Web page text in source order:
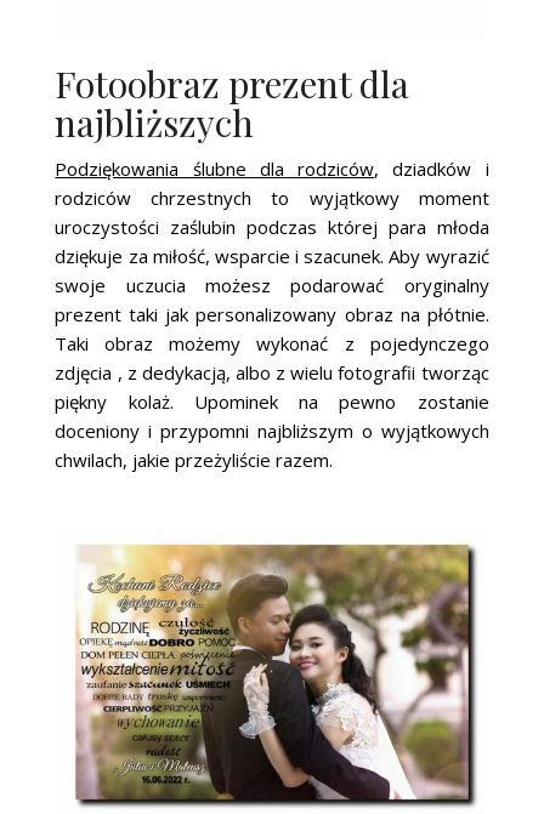
Fotoobraz prezent dla
najbliższych
Podziękowania ślubne dla rodziców, dziadków i
rodziców chrzestnych to wyjątkowy moment
uroczystości zaślubin podczas której para młoda
dziękuje za miłość, wsparcie i szacunek. Aby wyrazić
swoje uczucia możesz podarować oryginalny
prezent taki jak personalizowany obraz na płótnie.
Taki obraz możemy wykonać z pojedynczego
zdjęcia , z dedykacją, albo z wielu fotografii tworząc
piękny kolaż. Upominek na pewno zostanie
doceniony i przypomni najbliższym o wyjątkowych
chwilach, jakie przeżyliście razem.